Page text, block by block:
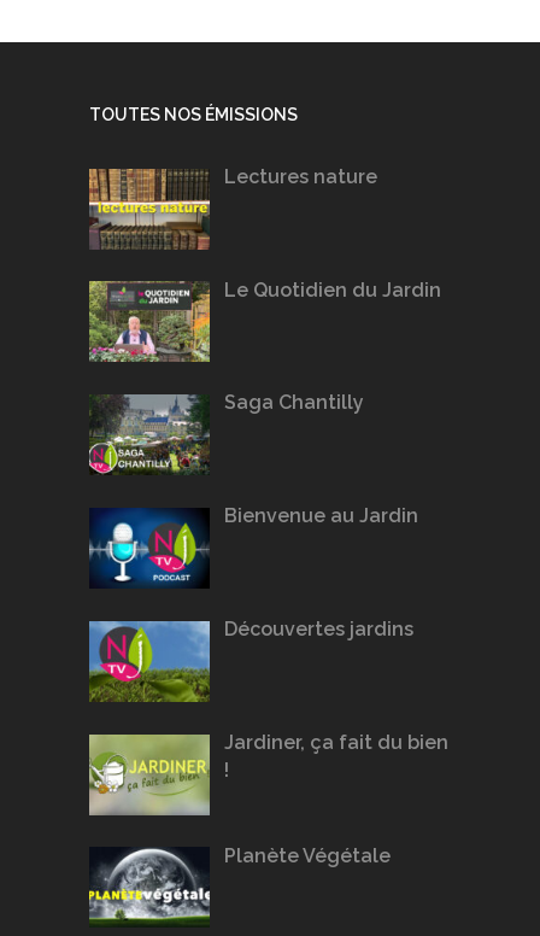
TOUTES NOS ÉMISSIONS
Lectures nature
Le Quotidien du Jardin
Saga Chantilly
Bienvenue au Jardin
Découvertes jardins
Jardiner, ça fait du bien
!
Planète Végétale